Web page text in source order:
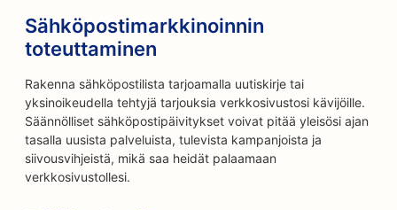
Sähköpostimarkkinoinnin
toteuttaminen
Rakenna sähköpostilista tarjoamalla uutiskirje tai
yksinoikeudella tehtyjä tarjouksia verkkosivustosi kävijöille.
Säännölliset sähköpostipäivitykset voivat pitää yleisösi ajan
tasalla uusista palveluista, tulevista kampanjoista ja
siivousvihjeistä, mikä saa heidät palaamaan
verkkosivustollesi.